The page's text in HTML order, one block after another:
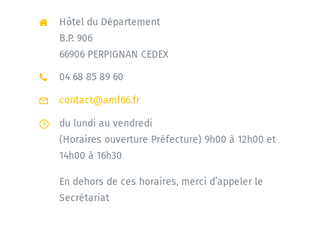
Hôtel du Département
B.P. 906
66906 PERPIGNAN CEDEX
04 68 85 89 60
contact@amf66.fr
du lundi au vendredi
(Horaires ouverture Préfecture) 9h00 à 12h00 et
14h00 à 16h30
En dehors de ces horaires, merci d’appeler le
Secrétariat